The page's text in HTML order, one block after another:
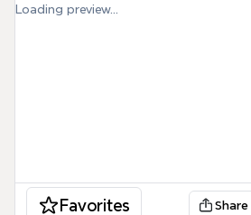
Loading preview...
Favorites Share